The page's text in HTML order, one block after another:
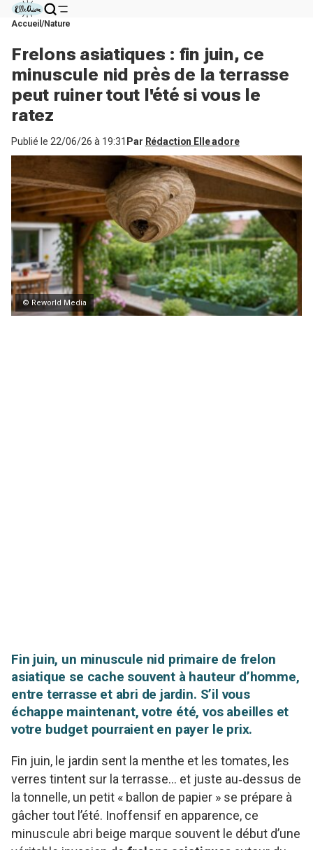
Accueil Nature
Frelons asiatiques : fin juin, ce
minuscule nid près de la terrasse
peut ruiner tout l'été si vous le
ratez
Publié le 22/06/26 à 19:31 Par Rédaction Elle adore
© Reworld Media
Fin juin, un minuscule nid primaire de frelon
asiatique se cache souvent à hauteur d’homme,
entre terrasse et abri de jardin. S’il vous
échappe maintenant, votre été, vos abeilles et
votre budget pourraient en payer le prix.
Fin juin, le jardin sent la menthe et les tomates, les
verres tintent sur la terrasse… et juste au‑dessus de
la tonnelle, un petit « ballon de papier » se prépare à
gâcher tout l’été. Inoffensif en apparence, ce
minuscule abri beige marque souvent le début d’une